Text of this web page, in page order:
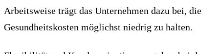
Arbeitsweise trägt das Unternehmen dazu bei, die
Gesundheitskosten möglichst niedrig zu halten.